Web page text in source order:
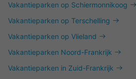
Vakantieparken op Schiermonnikoog
Vakantieparken op Terschelling
Vakantieparken op Vlieland
Vakantieparken Noord-Frankrijk
Vakantieparken in Zuid-Frankrijk